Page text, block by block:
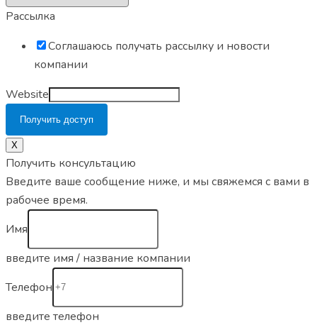
Рассылка
Соглашаюсь получать рассылку и новости
компании
Website
Получить доступ
Х
Получить консультацию
Введите ваше сообщение ниже, и мы свяжемся с вами в
рабочее время.
Имя
введите имя / название компании
Телефон
введите телефон